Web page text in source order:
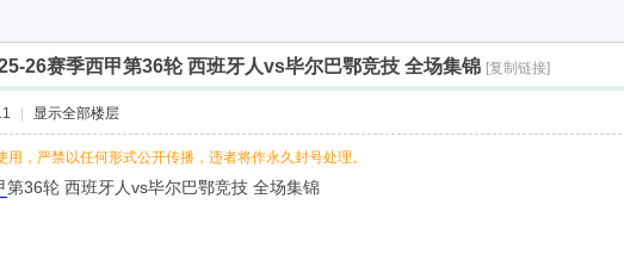
26赛季西甲第36轮 西班牙人vs毕尔巴鄂竞技 全场集锦 [复制链接]
显示全部楼层
，严禁以任何形式公开传播，违者将作永久封号处理。
第36轮 西班牙人vs毕尔巴鄂竞技 全场集锦